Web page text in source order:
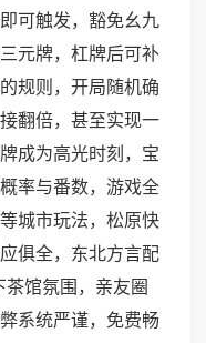
可触发，豁免幺九
元牌，杠牌后可补
规则，开局随机确
翻倍，甚至实现一
成为高光时刻，宝
率与番数，游戏全
城市玩法，松原快
俱全，东北方言配
馆氛围，亲友圈
系统严谨，免费畅